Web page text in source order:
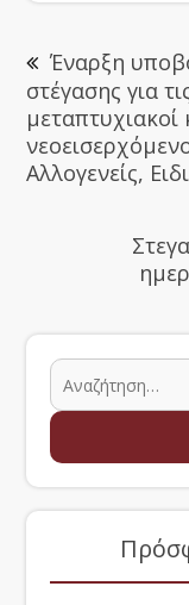
Έναρξη
στέγασης για
μεταπτυχιακοί
Αλλογενείς,